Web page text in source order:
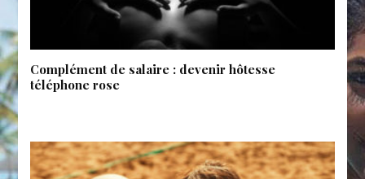
Complément de salaire : devenir hôtesse
téléphone rose